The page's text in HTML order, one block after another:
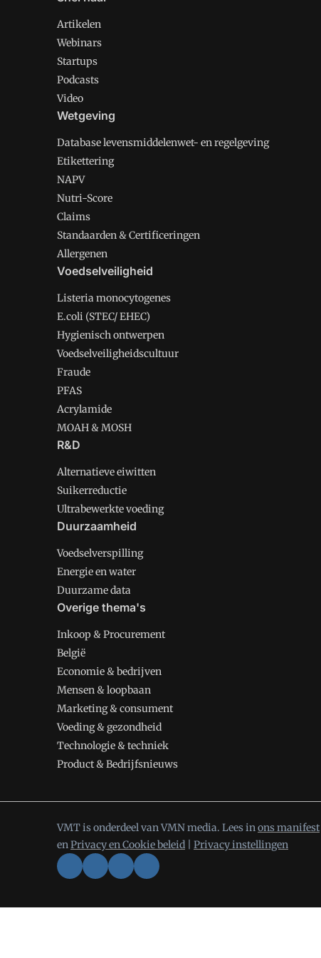
Artikelen
Webinars
Startups
Podcasts
Video
Wetgeving
Database levensmiddelenwet- en regelgeving
Etikettering
NAPV
Nutri-Score
Claims
Standaarden & Certificeringen
Allergenen
Voedselveiligheid
Listeria monocytogenes
E.coli (STEC/ EHEC)
Hygienisch ontwerpen
Voedselveiligheidscultuur
Fraude
PFAS
Acrylamide
MOAH & MOSH
R&D
Alternatieve eiwitten
Suikerreductie
Ultrabewerkte voeding
Duurzaamheid
Voedselverspilling
Energie en water
Duurzame data
Overige thema's
Inkoop & Procurement
België
Economie & bedrijven
Mensen & loopbaan
Marketing & consument
Voeding & gezondheid
Technologie & techniek
Product & Bedrijfsnieuws
VMT is onderdeel van VMN media. Lees inons manifest
enPrivacy en Cookie beleid Privacy instellingen